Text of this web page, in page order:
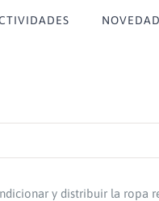
y distribuir la ropa